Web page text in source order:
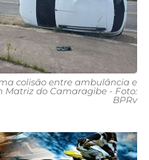
colisão entre ambulância e
Matriz do Camaragibe - Foto:
BPRv